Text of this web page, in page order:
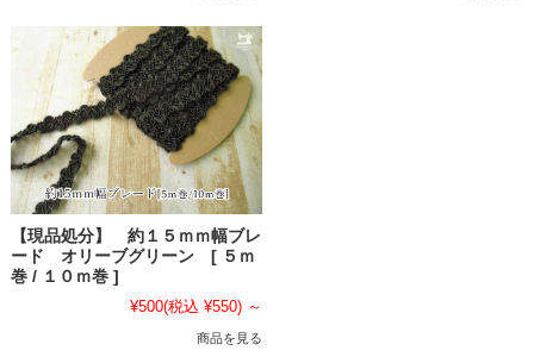
【現品処分】 約１５ｍｍ幅ブレ
ード オリーブグリーン [ ５ｍ
巻 / １０ｍ巻 ]
¥500(税込 ¥550) ～
商品を見る